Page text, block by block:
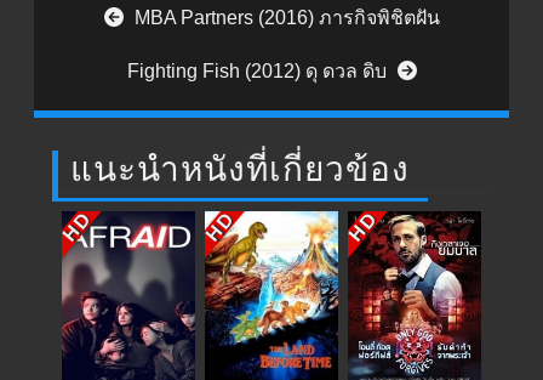
Post navigation
MBA Partners (2016) ภารกิจพิชิตฝัน
Fighting Fish (2012) ดุ ดวล ดิบ
แนะนำหนังที่เกี่ยวข้อง
HD HD HD